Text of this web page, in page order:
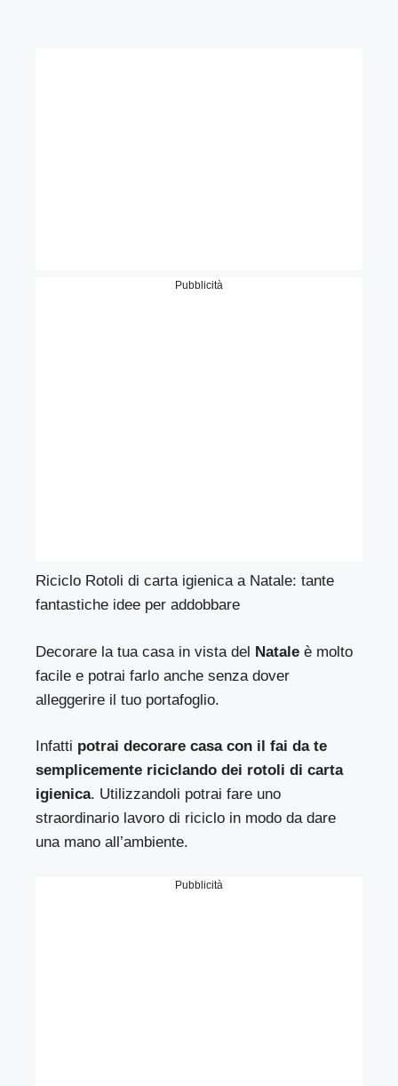
Pubblicità
Riciclo Rotoli di carta igienica a Natale: tante
fantastiche idee per addobbare
Decorare la tua casa in vista del Natale è molto
facile e potrai farlo anche senza dover
alleggerire il tuo portafoglio.
Infatti potrai decorare casa con il fai da te
semplicemente riciclando dei rotoli di carta
igienica. Utilizzandoli potrai fare uno
straordinario lavoro di riciclo in modo da dare
una mano all’ambiente.
Pubblicità